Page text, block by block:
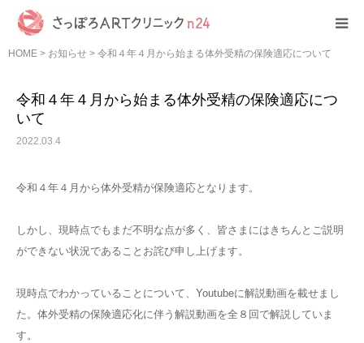
HOME > お知らせ > 令和４年４月から始まる体外受精の保険適応について
令和４年４月から始まる体外受精の保険適応につ
いて
2022.03.4
令和４年４月から体外受精が保険適応となります。
しかし、現時点でもまだ不明な点が多く、皆さまにはきちんとご説明
ができない状況であることお詫び申し上げます。
現時点でわかっていることについて、Youtubeに解説動画を載せまし
た。体外受精の保険適応化に伴う解説動画を全８回で解説していま
す。
費用について
その他